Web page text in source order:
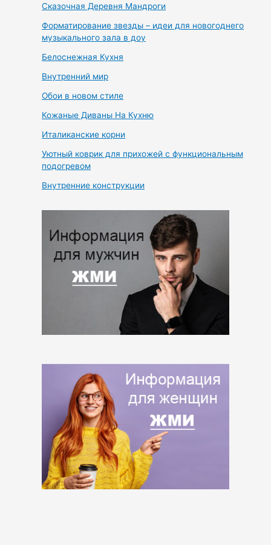
Сказочная Деревня Мандроги
Форматирование звезды – идеи для новогоднего
музыкального зала в доу
Белоснежная Кухня
Внутренний мир
Обои в новом стиле
Кожаные Диваны На Кухню
Италиканские корни
Уютный коврик для прихожей с функциональным
подогревом
Внутренние конструкции